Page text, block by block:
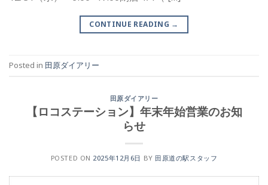
CONTINUE READING →
Posted in 田原ダイアリー
田原ダイアリー
【ロコステーション】年末年始営業のお知
らせ
POSTED ON 2025年12月6日 BY 田原道の駅スタッフ